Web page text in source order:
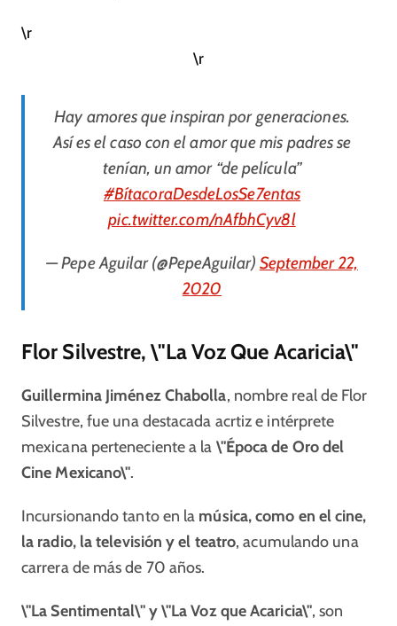
\r
\r
Hay amores que inspiran por generaciones.
Así es el caso con el amor que mis padres se
tenían, un amor “de película”
#BítacoraDesdeLosSe7entas
pic.twitter.com/nAfbhCyv8l
— Pepe Aguilar (@PepeAguilar) September 22,
2020
Flor Silvestre, \"La Voz Que Acaricia\"
Guillermina Jiménez Chabolla, nombre real de Flor
Silvestre, fue una destacada acrtiz e intérprete
mexicana perteneciente a la \"Época de Oro del
Cine Mexicano\".
Incursionando tanto en la música, como en el cine,
la radio, la televisión y el teatro, acumulando una
carrera de más de 70 años.
\"La Sentimental\" y \"La Voz que Acaricia\", son